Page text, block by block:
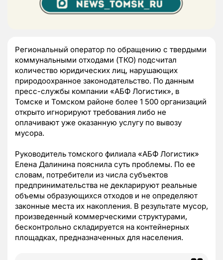
Региональный оператор по обращению с твердыми
коммунальными отходами (ТКО) подсчитал
количество юридических лиц, нарушающих
природоохранное законодательство. По данным
пресс-службы компании «АБФ Логистик», в
Томске и Томском районе более 1 500 организаций
открыто игнорируют требования либо не
оплачивают уже оказанную услугу по вывозу
мусора.
Руководитель томского филиала «АБФ Логистик»
Елена Далинина пояснила суть проблемы. По ее
словам, потребители из числа субъектов
предпринимательства не декларируют реальные
объемы образующихся отходов и не определяют
законные места их накопления. В результате мусор,
произведенный коммерческими структурами,
бесконтрольно складируется на контейнерных
площадках, предназначенных для населения.